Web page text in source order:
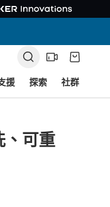
援 探索 社群
、可重